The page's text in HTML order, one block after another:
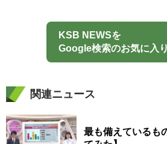
KSB NEWSを
Google検索のお気に入
関連ニュース
最も備えているも